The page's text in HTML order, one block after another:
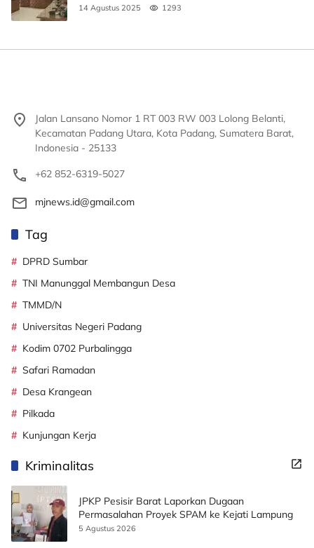
14 Agustus 2025 1293
Jalan Lansano Nomor 1 RT 003 RW 003 Lolong Belanti,
Kecamatan Padang Utara, Kota Padang, Sumatera Barat,
Indonesia - 25133
+62 852-6319-5027
mjnews.id@gmail.com
Tag
DPRD Sumbar
TNI Manunggal Membangun Desa
TMMD/N
Universitas Negeri Padang
Kodim 0702 Purbalingga
Safari Ramadan
Desa Krangean
Pilkada
Kunjungan Kerja
Kriminalitas
JPKP Pesisir Barat Laporkan Dugaan
Permasalahan Proyek SPAM ke Kejati Lampung
5 Agustus 2026